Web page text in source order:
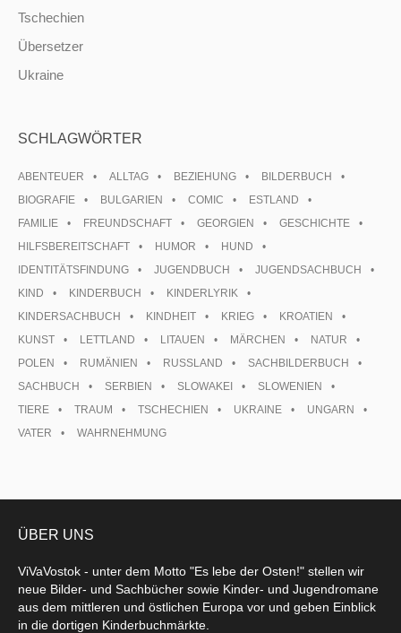
Tschechien
Übersetzer
Ukraine
SCHLAGWÖRTER
ABENTEUER ALLTAG BEZIEHUNG
BILDERBUCH
BIOGRAFIE
BULGARIEN COMIC
ESTLAND
FAMILIE
FREUNDSCHAFT GEORGIEN
GESCHICHTE
HILFSBEREITSCHAFT
HUMOR
HUND
IDENTITÄTSFINDUNG
JUGENDBUCH
JUGENDSACHBUCH
KIND
KINDERBUCH
KINDERLYRIK
KINDERSACHBUCH
KINDHEIT KRIEG
KROATIEN
KUNST
LETTLAND LITAUEN MÄRCHEN
NATUR
POLEN
RUMÄNIEN RUSSLAND
SACHBILDERBUCH
SACHBUCH
SERBIEN SLOWAKEI
SLOWENIEN
TIERE
TRAUM TSCHECHIEN UKRAINE
UNGARN
VATER
WAHRNEHMUNG
ÜBER UNS
ViVaVostok - unter dem Motto "Es lebe der Osten!" stellen wir
neue Bilder- und Sachbücher sowie Kinder- und Jugendromane
aus dem mittleren und östlichen Europa vor und geben Einblick
in die dortigen Kinderbuchmärkte.